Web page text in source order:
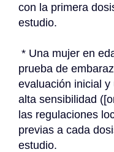
con la primera
estudio.
prueba de
evaluación inicial
alta sensibilidad
las regulaciones
previas a cada
estudio.